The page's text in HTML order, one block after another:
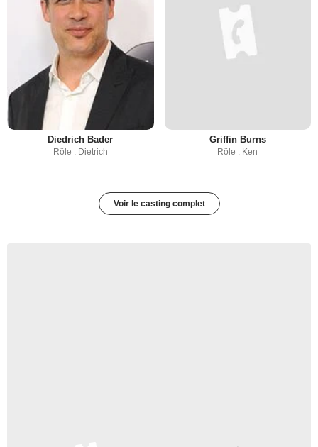
Diedrich Bader
Rôle : Dietrich
Griffin Burns
Rôle : Ken
Voir le casting complet